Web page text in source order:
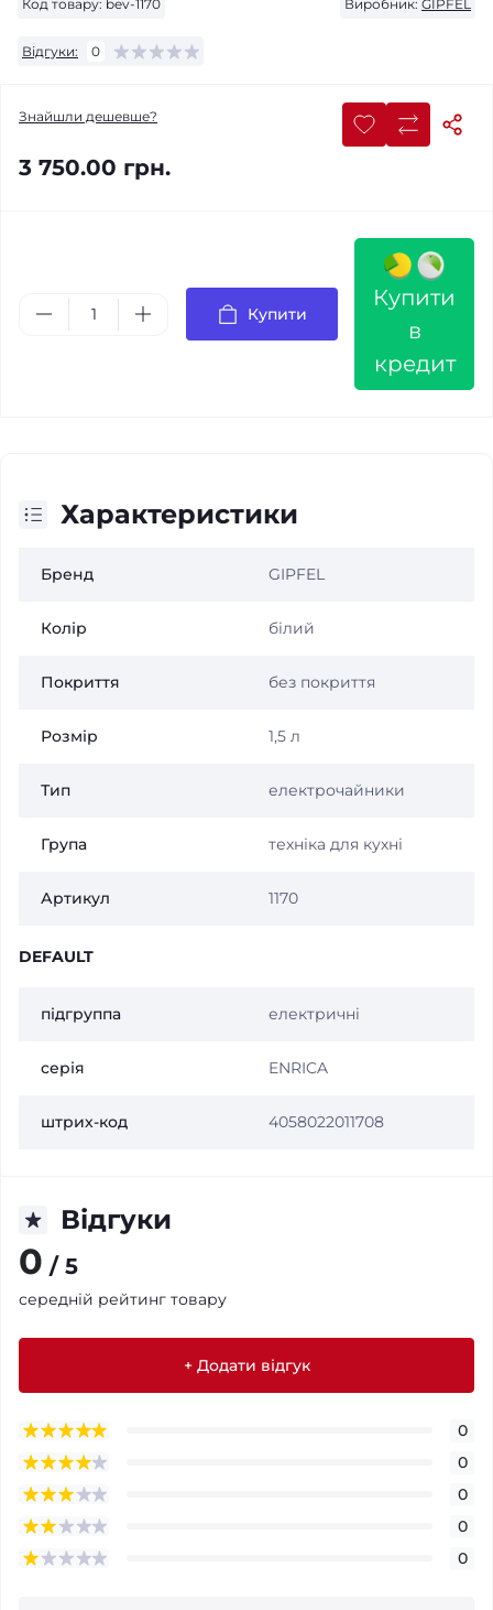
Код товару: bev-1170 Виробник: GIPFEL
Відгуки: 0
Знайшли дешевше?
3 750.00 грн.
Купити
Купити
в
кредит
Характеристики
Бренд GIPFEL
Колір білий
Покриття без покриття
Розмір 1,5 л
Тип електрочайники
Група техніка для кухні
Артикул 1170
DEFAULT
підгруппа електричні
серія ENRICA
штрих-код 4058022011708
Відгуки
0 / 5
середній рейтинг товару
+ Додати відгук
0
0
0
0
0